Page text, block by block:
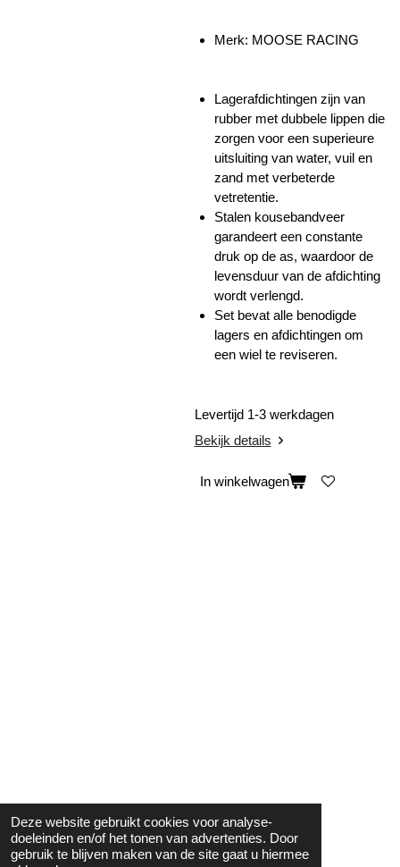
Deze website gebruikt cookies voor analyse-
doeleinden en/of het tonen van advertenties. Door
gebruik te blijven maken van de site gaat u hiermee
Merk: MOOSE RACING
Lagerafdichtingen zijn van
rubber met dubbele lippen die
zorgen voor een superieure
uitsluiting van water, vuil en
zand met verbeterde
vetretentie.
Stalen kousebandveer
garandeert een constante
druk op de as, waardoor de
levensduur van de afdichting
wordt verlengd.
Set bevat alle benodigde
lagers en afdichtingen om
een ​​wiel te reviseren.
Levertijd 1-3 werkdagen
Bekijk details
In winkelwagen